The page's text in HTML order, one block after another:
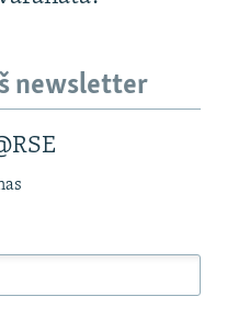
newsletter